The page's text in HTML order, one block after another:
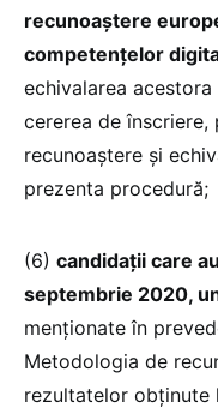
recunoaștere
competențelor
echivalarea
cererea de
recunoaștere și
prezenta procedură;
(6) candidații care
septembrie 2020,
menționate în
Metodologia de
rezultatelor obținute